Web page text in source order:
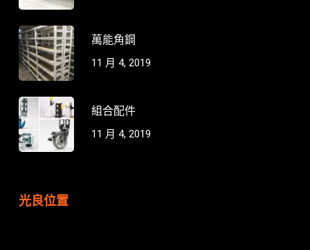
萬能角鋼
11 月 4, 2019
組合配件
11 月 4, 2019
光良位置